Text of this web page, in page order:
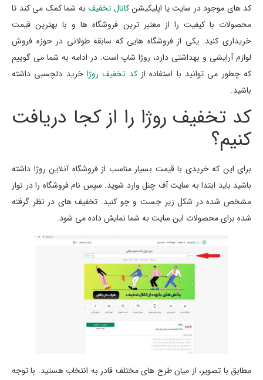
کد های موجود در سایت یا اپلیکیشنکانال تخفیف به شما کمک می کند تا
محصولات با کیفیت را از معتبر ترین فروشگاه ها و با بهترین قیمت
خریداری کنید. یکی از فروشگاه هایی که سابقه طولانی در حوزه فروش
لوازم آرایشی و بهداشتی دارد، روژا شاپ است. در ادامه به شما می گوییم
که چطور می توانید با استفاده ازکد تخفیف روژا خرید دلچسبی داشته
باشید.
کد تخفیف روژا را از کجا دریافت
کنیم؟
برای این که خریدی با قیمت بسیار مناسب از فروشگاه آنلاین روژا داشته
باشید باید ابتدا به سایت آف چنل وارد شوید. سپس نام فروشگاه را در نوار
مشخص شده در شکل زیر جست و جو کنید. تخفیف های در نظر گرفته
شده برای محصولات این سایت به شما نمایش داده می شود.
مطابق با تصویر، از میان طرح های مختلف قادر به انتخاب هستید. با توجه